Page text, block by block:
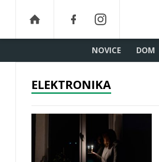
NOVICE DOM
ELEKTRONIKA